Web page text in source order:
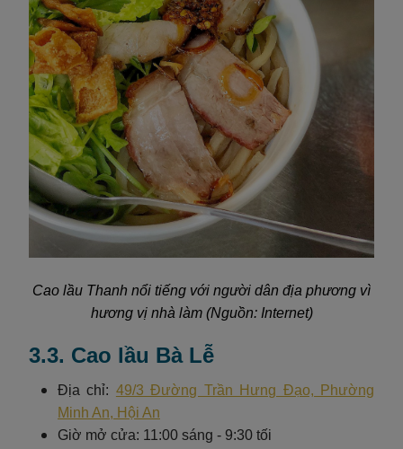
Cao lầu Thanh nổi tiếng với người dân địa phương vì
hương vị nhà làm (Nguồn: Internet)
3.3. Cao lầu Bà Lễ
Địa chỉ: 49/3 Đường Trần Hưng Đạo, Phường
Minh An, Hội An
Giờ mở cửa: 11:00 sáng - 9:30 tối